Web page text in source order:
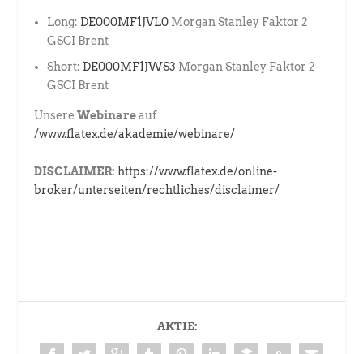
Long: DE000MF1JVL0 Morgan Stanley Faktor 2
GSCI Brent
Short: DE000MF1JWS3 Morgan Stanley Faktor 2
GSCI Brent
UnsereWebinareauf
/www.flatex.de/akademie/webinare/
DISCLAIMER: https://www.flatex.de/online-
broker/unterseiten/rechtliches/disclaimer/
AKTIE: